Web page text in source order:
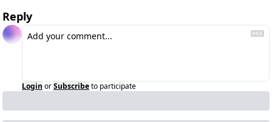
Reply
Login orSubscribeto participate